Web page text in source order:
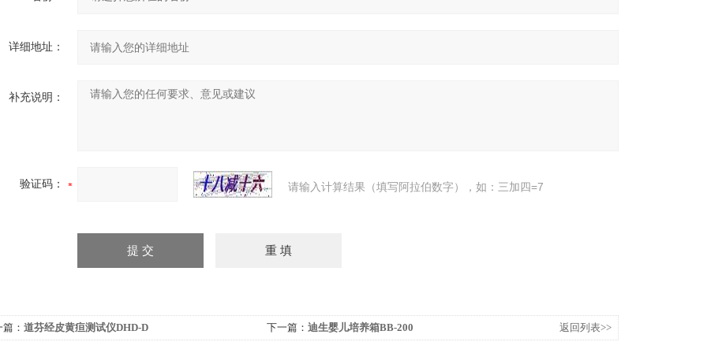
详细地址：
补充说明：
验证码： 请输入计算结果（填写阿拉伯数字），如：三加四=7
： 道芬经皮黄疸测试仪DHD-D 下一篇： 迪生婴儿培养箱BB-200 返回列表>>